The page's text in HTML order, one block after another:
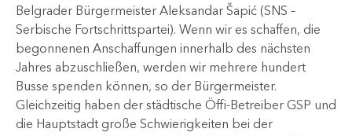
Belgrader Bürgermeister Aleksandar Šapić (SNS –
Serbische Fortschrittspartei). Wenn wir es schaffen, die
begonnenen Anschaffungen innerhalb des nächsten
Jahres abzuschließen, werden wir mehrere hundert
Busse spenden können, so der Bürgermeister.
Gleichzeitig haben der städtische Öffi-Betreiber GSP und
die Hauptstadt große Schwierigkeiten bei der